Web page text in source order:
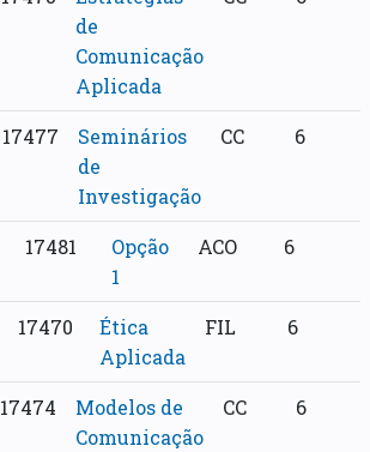
de
Comunicação
Aplicada
17477
Seminários
de
Investigação
CC 6
17481
Opção
1
ACO 6
17470
Ética
Aplicada
FIL 6
17474
Modelos de
Comunicação
CC 6